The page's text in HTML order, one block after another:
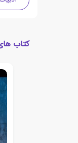
کتاب